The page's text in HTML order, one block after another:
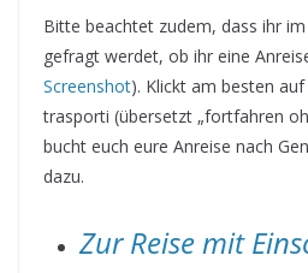
Bitte beachtet zudem, dass ihr
gefragt werdet, ob ihr eine
Screenshot). Klickt am besten
trasporti (übersetzt „fortfahren
bucht euch eure Anreise nach
dazu.
Zur Reise mit